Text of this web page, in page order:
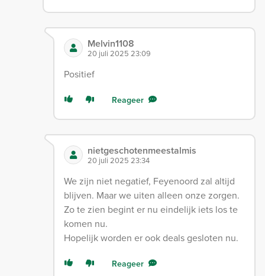
Melvin1108
20 juli 2025 23:09
Positief
Reageer
nietgeschotenmeestalmis
20 juli 2025 23:34
We zijn niet negatief, Feyenoord zal altijd
blijven. Maar we uiten alleen onze zorgen.
Zo te zien begint er nu eindelijk iets los te
komen nu.
Hopelijk worden er ook deals gesloten nu.
Reageer